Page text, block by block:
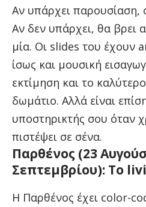
Αν υπάρχει παρουσίαση,
Αν δεν υπάρχει, θα βρει
μία. Οι slides του έχουν
ίσως και μουσική
εκτίμηση και το
δωμάτιο. Αλλά είναι
υποστηρικτής σου όταν
πιστέψει σε σένα.
Παρθένος (23
Σεπτεμβρίου): Το
Η Παρθένος έχει color-